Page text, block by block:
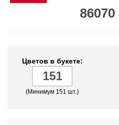
Цветов в букете:
(Минимум 151 шт.)